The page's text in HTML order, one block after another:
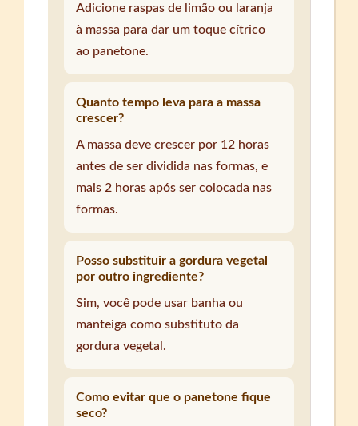
Adicione raspas de limão ou laranja
à massa para dar um toque cítrico
ao panetone.
Quanto tempo leva para a massa
crescer?
A massa deve crescer por 12 horas
antes de ser dividida nas formas, e
mais 2 horas após ser colocada nas
formas.
Posso substituir a gordura vegetal
por outro ingrediente?
Sim, você pode usar banha ou
manteiga como substituto da
gordura vegetal.
Como evitar que o panetone fique
seco?